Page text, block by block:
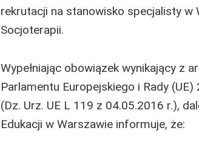
rekrutacji na stanowisko specjalisty w
Socjoterapii.
Wypełniając obowiązek wynikający z
Parlamentu Europejskiego i Rady
(Dz. Urz. UE L 119 z 04.05.2016 r.),
Edukacji w Warszawie informuje, że: